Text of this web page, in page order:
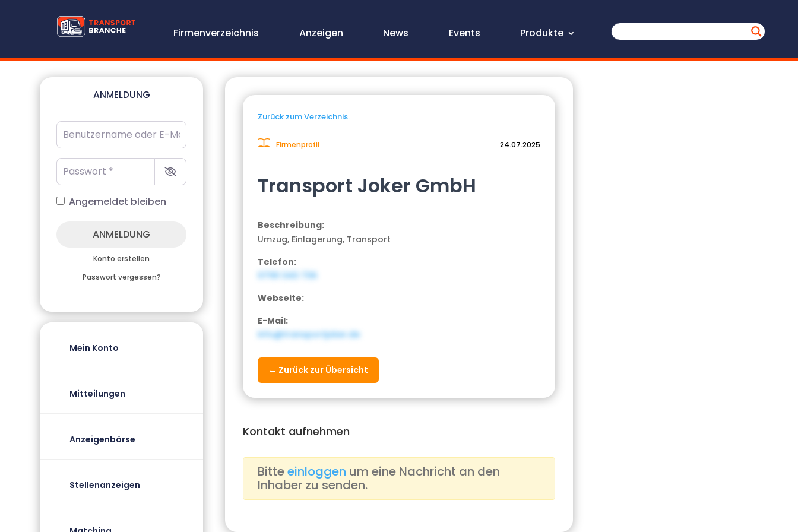
Firmenverzeichnis Anzeigen News Events Produkte
ANMELDUNG
Benutzername oder E-Mail-Adresse
Passwort
Angemeldet bleiben
ANMELDUNG
Konto erstellen
Passwort vergessen?
Mein Konto
Mitteilungen
Anzeigenbörse
Stellenanzeigen
Zurück zum Verzeichnis.
Firmenprofil 24.07.2025
Transport Joker GmbH
Beschreibung:
Umzug, Einlagerung, Transport
Telefon:
07191 343 736
Webseite:
E-Mail:
info@transportjoker.de
← Zurück zur Übersicht
Kontakt aufnehmen
Bitteeinloggen um eine Nachricht an den
Inhaber zu senden.